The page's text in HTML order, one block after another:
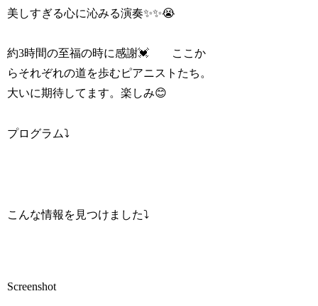
美しすぎる心に沁みる演奏✨✨😭
約3時間の至福の時に感謝💓 ここか
らそれぞれの道を歩むピアニストたち。
大いに期待してます。楽しみ😊
プログラム⤵️
こんな情報を見つけました⤵️
Screenshot